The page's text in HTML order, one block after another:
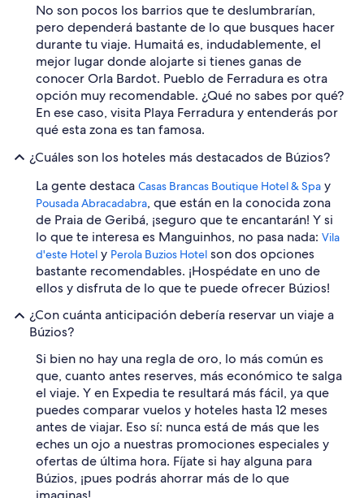
No son pocos los barrios que te deslumbrarían,
pero dependerá bastante de lo que busques hacer
durante tu viaje. Humaitá es, indudablemente, el
mejor lugar donde alojarte si tienes ganas de
conocer Orla Bardot. Pueblo de Ferradura es otra
opción muy recomendable. ¿Qué no sabes por qué?
En ese caso, visita Playa Ferradura y entenderás por
qué esta zona es tan famosa.
¿Cuáles son los hoteles más destacados de Búzios?
La gente destaca Casas Brancas Boutique Hotel & Spa y
Pousada Abracadabra, que están en la conocida zona
de Praia de Geribá, ¡seguro que te encantarán! Y si
lo que te interesa es Manguinhos, no pasa nada: Vila
d'este Hotel y Perola Buzios Hotel son dos opciones
bastante recomendables. ¡Hospédate en uno de
ellos y disfruta de lo que te puede ofrecer Búzios!
¿Con cuánta anticipación debería reservar un viaje a
Búzios?
Si bien no hay una regla de oro, lo más común es
que, cuanto antes reserves, más económico te salga
el viaje. Y en Expedia te resultará más fácil, ya que
puedes comparar vuelos y hoteles hasta 12 meses
antes de viajar. Eso sí: nunca está de más que les
eches un ojo a nuestras promociones especiales y
ofertas de última hora. Fíjate si hay alguna para
Búzios, ¡pues podrás ahorrar más de lo que